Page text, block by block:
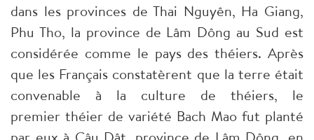
dans les provinces de Thai Nguyên, Ha Giang,
Phu Tho, la province de Lâm Dông au Sud est
considérée comme le pays des théiers. Après
que les Français constatèrent que la terre était
convenable à la culture de théiers, le
premier théier de variété Bach Mao fut planté